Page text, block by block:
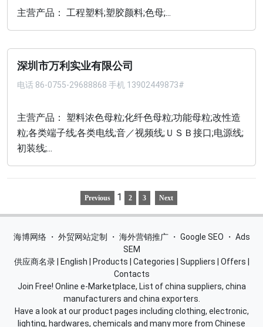
主营产品： 工程塑料;塑胶颜料;色母;...
深圳市万利实业有限公司
电话 86-0755-29688868 手机 13902449873#
主营产品： 塑料浓色母粒;化纤色母粒;功能母粒;改性造
粒;各类端子线;各类电线;音／视频线;ＵＳＢ接口;电源线;
初装线;...
Previous 1 2 3 Next
海博网络 ・ 外贸网站定制 ・ 海外营销推广 ・ Google SEO ・ Ads
SEM
供应商名录| English Products Categories Suppliers Offers
Contacts
Join Free! Online e-Marketplace, List of china suppliers, china
manufacturers and china exporters.
Have a look at our product pages including clothing, electronic,
lighting, hardwares, chemicals and many more from Chinese